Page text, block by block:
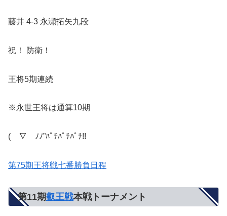
藤井 4-3 永瀬拓矢九段
祝！ 防衛！
王将5期連続
※永世王将は通算10期
(￣∇￣ﾉﾉ”ﾊﾟﾁﾊﾟﾁﾊﾟﾁ!!
第75期王将戦七番勝負日程
第11期叡王戦本戦トーナメント